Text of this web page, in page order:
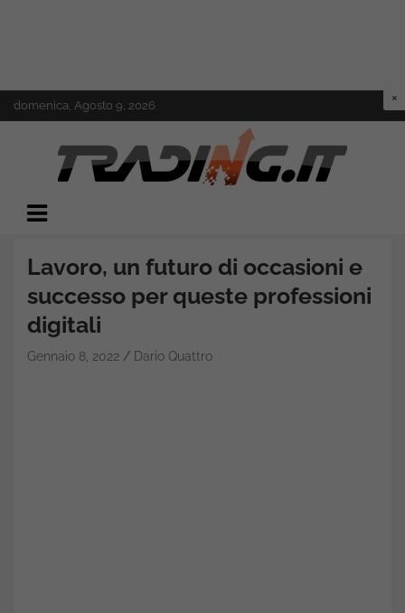
Skip
to
domenica, Agosto 9, 2026
Trading.it
Lavoro, un futuro di occasioni e
successo per queste professioni
digitali
Gennaio 8, 2022 Dario Quattro